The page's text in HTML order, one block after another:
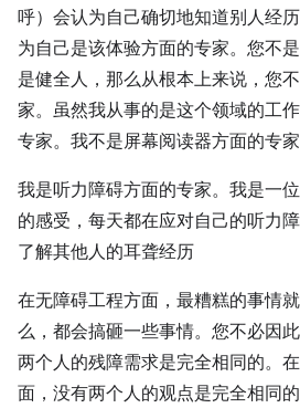
呼）会认为自己确切地知道别人经
为自己是该体验方面的专家。您不
是健全人，那么从根本上来说，您
家。虽然我从事的是这个领域的工
专家。我不是屏幕阅读器方面的专家
我是听力障碍方面的专家。我是一
的感受，每天都在应对自己的听力
了解其他人的耳聋经历
在无障碍工程方面，最糟糕的事情
么，都会搞砸一些事情。您不必因
两个人的残障需求是完全相同的。
面，没有两个人的观点是完全相同